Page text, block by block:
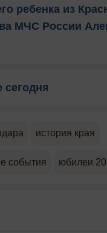
ребенка из
МЧС России
сегодня
история края
события юбилеи